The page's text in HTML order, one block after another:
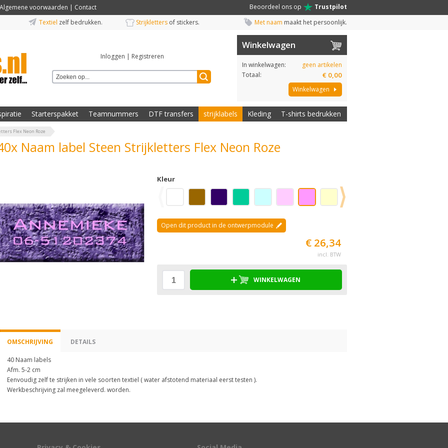
Algemene voorwaarden | Contact Beoordeel ons op
Trustpilot
Textiel zelf bedrukken. Strijkletters of stickers. Met naam maakt het persoonlijk.
Inloggen | Registreren
Winkelwagen
In winkelwagen:
geen artikelen
Totaal:
€ 0,00
Winkelwagen
Starterspakket Teamnummers DTF transfers strijklabels Kleding T-shirts bedrukken
Flex Neon Roze
Naam label Steen Strijkletters Flex Neon Roze
Kleur
Open dit product in de ontwerpmodule
€ 26,34
incl. BTW
WINKELWAGEN
OMSCHRIJVING DETAILS
40 Naam labels
Afm. 5-2 cm
Eenvoudig zelf te strijken in vele soorten textiel ( water afstotend materiaal eerst testen ).
Werkbeschrijving zal meegeleverd. worden.